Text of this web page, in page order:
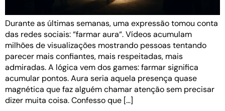
Durante as últimas semanas, uma expressão tomou conta
das redes sociais: “farmar aura“. Vídeos acumulam
milhões de visualizações mostrando pessoas tentando
parecer mais confiantes, mais respeitadas, mais
admiradas. A lógica vem dos games: farmar significa
acumular pontos. Aura seria aquela presença quase
magnética que faz alguém chamar atenção sem precisar
dizer muita coisa. Confesso que […]